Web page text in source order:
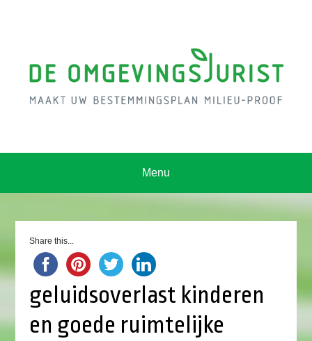
Menu
Share this...
geluidsoverlast kinderen
en goede ruimtelijke